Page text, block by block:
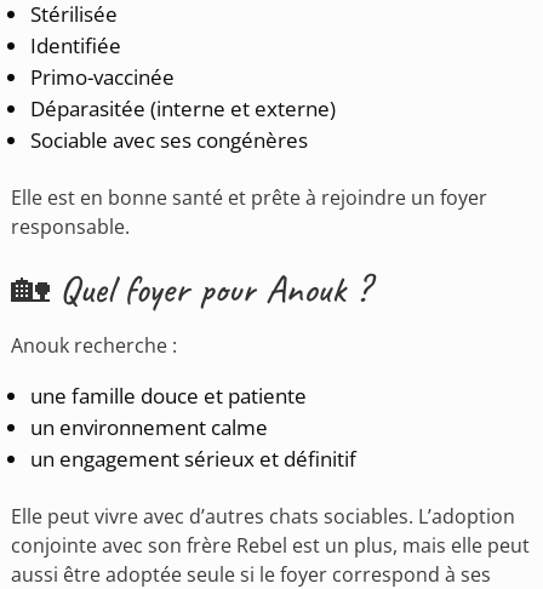
Stérilisée
Identifiée
Primo-vaccinée
Déparasitée (interne et externe)
Sociable avec ses congénères
Elle est en bonne santé et prête à rejoindre un foyer
responsable.
🏡 Quel foyer pour Anouk ?
Anouk recherche :
une famille douce et patiente
un environnement calme
un engagement sérieux et définitif
Elle peut vivre avec d’autres chats sociables. L’adoption
conjointe avec son frère Rebel est un plus, mais elle peut
aussi être adoptée seule si le foyer correspond à ses